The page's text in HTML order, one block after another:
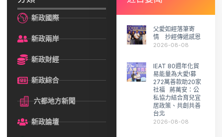
新政國際
新政兩岸
新政財經
新政綜合
六都地方新聞
新政論壇
父愛如經落筆寄
情 抄經傳遞感恩
2026-08-08
IEAT 80週年化貿
易能量為大愛!募
272萬善款助20家
社福 蔣萬安：公
私協力結合育兒宜
居政策、共創共善
台北
2026-08-08